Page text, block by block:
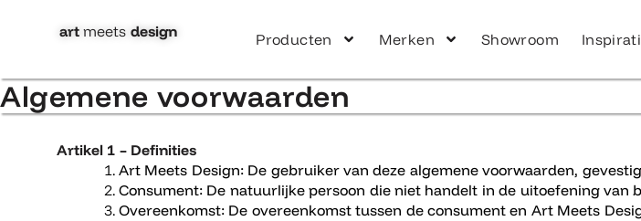
artmeets design​ Producten Merken Showroom
Algemene voorwaarden
Artikel 1 – Definities
Art Meets Design: De gebruiker van deze algemene voorwaarden,
Consument: De natuurlijke persoon die niet handelt in de uitoefening
Overeenkomst: De overeenkomst tussen de consument en Art Meets